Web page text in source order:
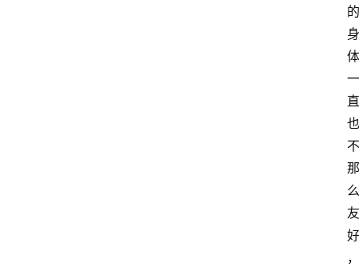
的
身
体
一
直
也
不
那
么
友
好
，